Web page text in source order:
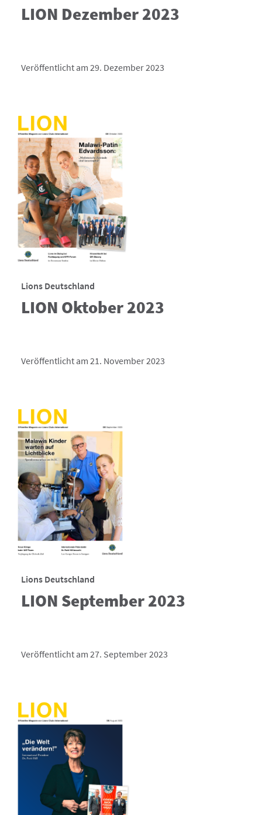
LION Dezember 2023
Veröffentlicht am 29. Dezember 2023
Lions Deutschland
LION Oktober 2023
Veröffentlicht am 21. November 2023
Lions Deutschland
LION September 2023
Veröffentlicht am 27. September 2023